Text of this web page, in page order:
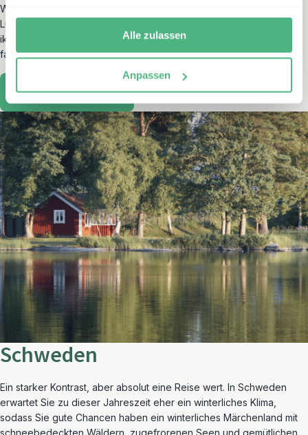
Alle zulassen
Anpassen
Weise erleben. Entdecken Sie die pulsierende Metropole Kuala
Lumpur mit ihren beeindruckenden Wolkenkratzern und dem
ikonischen Petronas Twin Tower oder tauchen Sie ein in die
faszinierende Unterwasserwelt der Inseln, wie Langkawi.
Malaysia entdecken
Schweden
Ein starker Kontrast, aber absolut eine Reise wert. In Schweden
erwartet Sie zu dieser Jahreszeit eher ein winterliches Klima,
sodass Sie gute Chancen haben ein winterliches Märchenland mit
schneebedeckten Wäldern, zugefrorenen Seen und gemütlichen